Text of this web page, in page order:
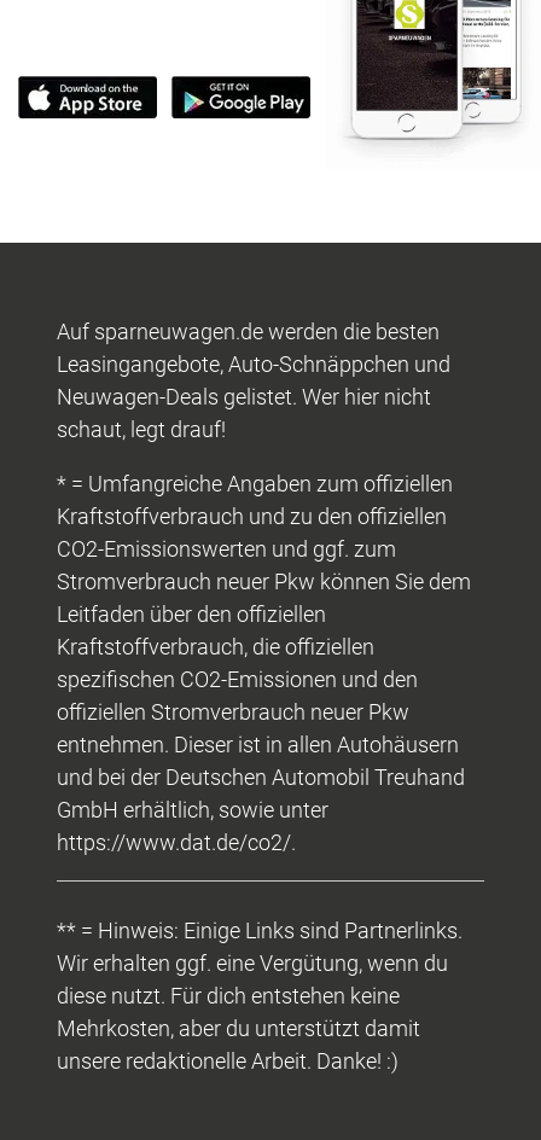
Auf sparneuwagen.de werden die besten
Leasingangebote, Auto-Schnäppchen und
Neuwagen-Deals gelistet. Wer hier nicht
schaut, legt drauf!
* = Umfangreiche Angaben zum offiziellen
Kraftstoffverbrauch und zu den offiziellen
CO2-Emissionswerten und ggf. zum
Stromverbrauch neuer Pkw können Sie dem
Leitfaden über den offiziellen
Kraftstoffverbrauch, die offiziellen
spezifischen CO2-Emissionen und den
offiziellen Stromverbrauch neuer Pkw
entnehmen. Dieser ist in allen Autohäusern
und bei der Deutschen Automobil Treuhand
GmbH erhältlich, sowie unter
https://www.dat.de/co2/.
** = Hinweis: Einige Links sind Partnerlinks.
Wir erhalten ggf. eine Vergütung, wenn du
diese nutzt. Für dich entstehen keine
Mehrkosten, aber du unterstützt damit
unsere redaktionelle Arbeit. Danke! :)